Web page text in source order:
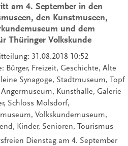
am 4. September in den
den Kunstmuseen,
und dem
Thüringer Volkskunde
31.08.2018 10:52
Bürger, Freizeit, Geschichte, Alte
Synagoge, Stadtmuseum, Topf
Kunsthalle, Galerie
Schloss Molsdorf,
Volkskundemuseum,
Kinder, Senioren, Tourismus
Dienstag am 4. September